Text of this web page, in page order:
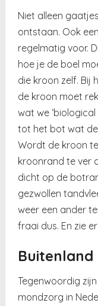
Niet alleen
ontstaan. Ook
regelmatig voor.
hoe je de boel
die kroon zelf. Bij
de kroon moet
wat we
tot het bot wat de
Wordt de kroon
kroonrand te ver
dicht op de
gezwollen
weer een ander
fraai dus. En zie
Buitenland
Tegenwoordig
mondzorg in